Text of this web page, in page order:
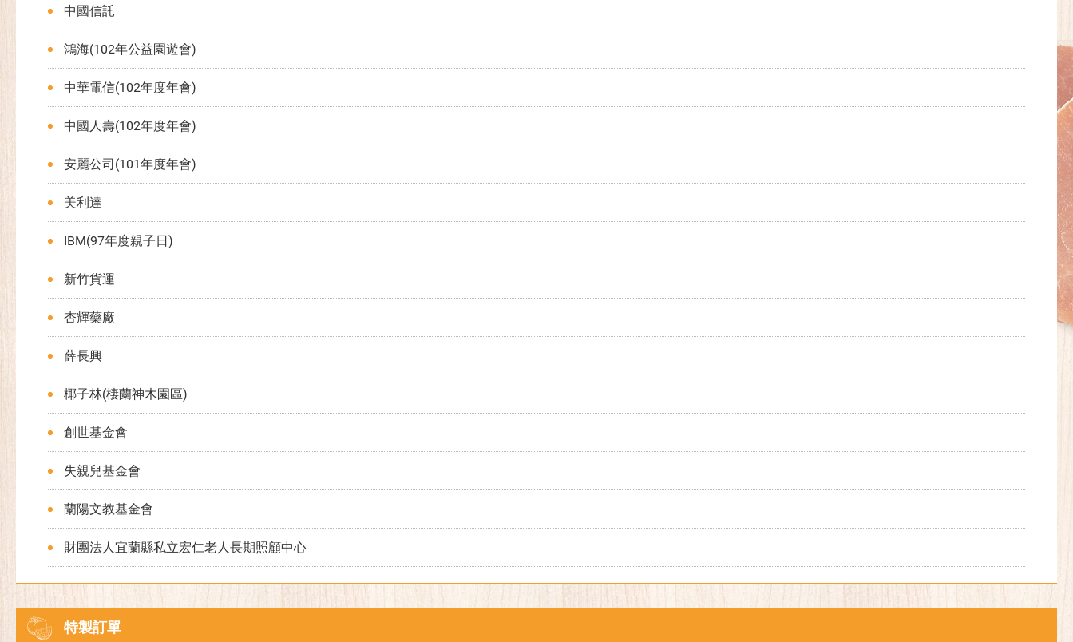
中國信託
鴻海(102年公益園遊會)
中華電信(102年度年會)
中國人壽(102年度年會)
安麗公司(101年度年會)
美利達
IBM(97年度親子日)
新竹貨運
杏輝藥廠
薛長興
椰子林(棲蘭神木園區)
創世基金會
失親兒基金會
蘭陽文教基金會
財團法人宜蘭縣私立宏仁老人長期照顧中心
特製訂單